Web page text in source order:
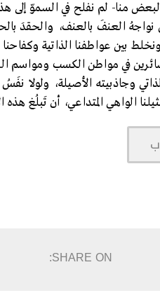
منا- لم نفلح في السموّ إلى
نواجهُ العنفَ بالعنف، والحقدَ
ونخلط بين عواطفنا الذاتية
في مواطن الكسب ومواسم
وجاذبيته الأصيلة، ولولا
الواهي المتداعي، أن تَبلُغ هذه
SHARE ON: